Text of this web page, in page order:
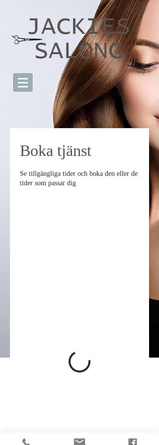
JACKIES
SALONG
Boka tjänst
Se tillgängliga tider och boka den eller de
tider som passar dig